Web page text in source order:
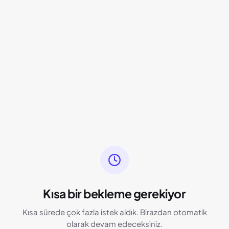
Kısa bir bekleme gerekiyor
Kısa sürede çok fazla istek aldık. Birazdan otomatik
olarak devam edeceksiniz.